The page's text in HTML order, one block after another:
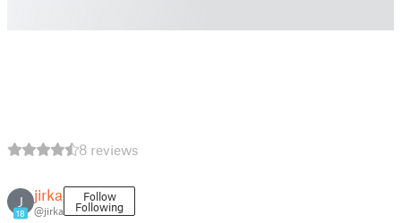
8 reviews
J
18
jirka
@jirka
Follow
Following